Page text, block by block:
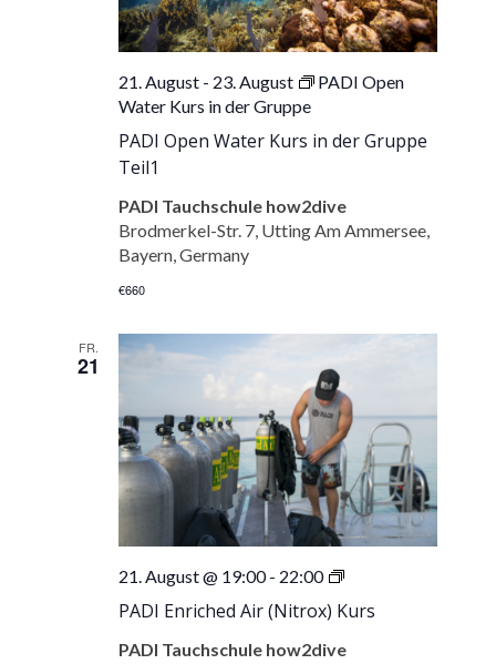
PADI Open Water Kurs in der Gruppe
Teil1
21. August - 23. August
PADI Open
Water Kurs in der Gruppe
PADI Tauchschule how2dive
Brodmerkel-Str. 7, Utting Am Ammersee,
Bayern, Germany
€660
FR.
21
PADI Enriched Air (Nitrox) Kurs
21. August @ 19:00- 22:00
PADI
Enriched
Air
(Nitrox)
PADI Tauchschule how2dive